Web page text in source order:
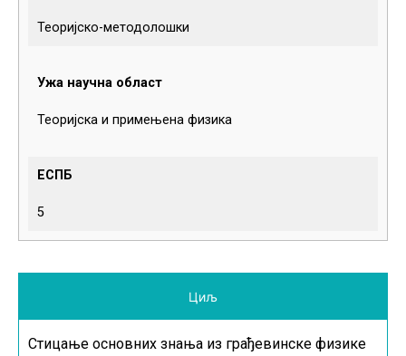
Теоријско-методолошки
Ужа научна област
Теоријска и примењена физика
ЕСПБ
5
Циљ
Стицање основних знања из грађевинске физике